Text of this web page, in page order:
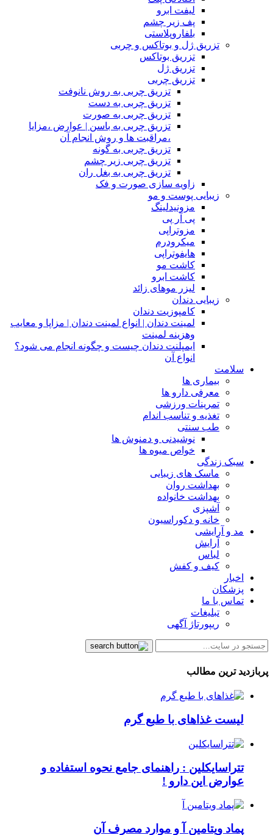
لیفت ابرو
پف زیر چشم
بلفاروپلاستی
تزریق ژل و بوتاکس و چربی
تزریق بوتاکس
تزریق ژل
تزریق چربی
تزریق چربی به روش نانوفت
تزریق چربی به دست
تزریق چربی به صورت
تزریق چربی به باسن | عوارض ،مزایا
،مراقبت ها و روش انجام آن
تزریق چربی به گونه
تزریق چربی زیر چشم
تزریق چربی به بغل ران
زاویه سازی صورت و فک
زیبایی پوست و مو
مزونیدلینگ
پی آر پی
مزوتراپی
میکرودرم
هایفوتراپی
کاشت مو
کاشت ابرو
لیزر موهای زائد
زیبایی دندان
کامپوزیت دندان
لمینت دندان | انواع لمینت دندان | مزاپا و معایب
وهزینه لمینت
ایمپلنت دندان چیست و چگونه انجام می شود؟
انواع آن
سلامت
بیماری ها
معرفی دارو ها
تمرینات ورزشی
تغذیه و تناسب اندام
طب سنتی
نوشیدنی و دمنوش ها
خواص میوه ها
سبک زندگی
ماسک های زیبایی
بهداشت روان
بهداشت خانواده
آشپزی
خانه و دکوراسیون
مد و آرایشی
آرایش
لباس
کیف و کفش
اخبار
پزشکان
تماس با ما
تبلیغات
ریپورتاژ آگهی
پربازدید ترین مطالب
لیست غذاهای با طبع گرم
تتراسایکلین : راهنمای جامع نحوه استفاده و
عوارض این دارو !
پماد ویتامین آ و موارد مصرف آن